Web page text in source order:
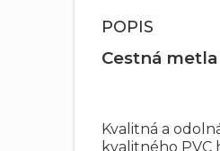
POPIS
Cestná metla
Kvalitná a
kvalitného PVC